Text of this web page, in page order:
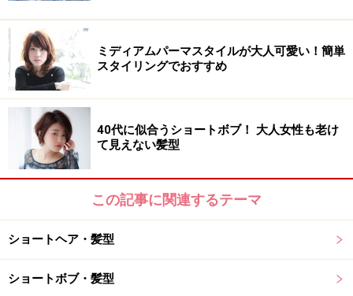
おすすめ3：ゆるくびれショート
おすすめ3：ゆるくびれショート
顔まわりにレイヤーを入れて小顔見せを叶えつつ、襟足
はタイトにカットしてすっきりとした印象に。カットの
段階でまとまりの良いフォルムに仕上げたので、お手入
れも簡単です。トップは表面にのみレイヤーを加えて軽
でラフにカラーリングしました。
ミディアムパーマスタイルが大人可愛い！簡単
スタイリングでおすすめ
40代に似合うショートボブ！ 大人女性も老け
て見えない髪型
この記事に関連するテーマ
ショートヘア・髪型
ショートボブ・髪型